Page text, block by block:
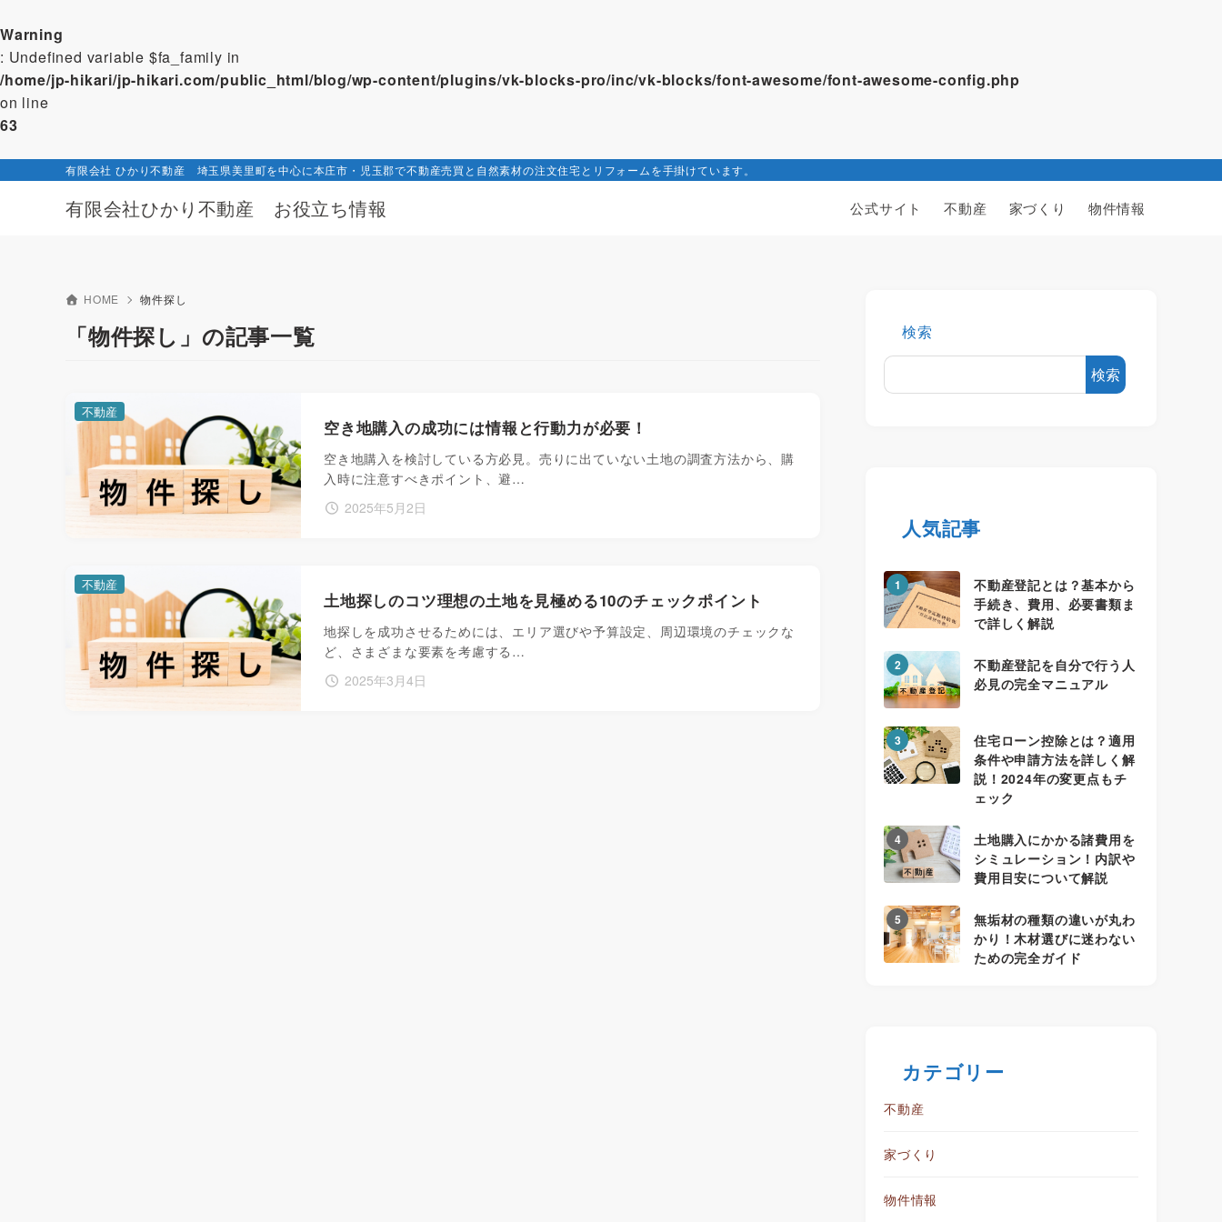
Warning
: Undefined variable $fa_family in
/home/jp-hikari/jp-hikari.com/public_html/blog/wp-content/plugins/vk-blocks-pro/inc/vk-blocks/font-awesome/font-awesome-config.php
on line
63
有限会社ひかり不動産 お役立ち情報
有限会社 ひかり不動産 埼玉県美里町を中心に本庄市・児玉郡で不動産売買と自然素材の注文住宅とリフォームを手掛けています。
公式サイト 不動産 家づくり 物件情報
HOME 物件探し
「物件探し」の記事一覧
空き地購入の成功には情報と行動力が必要！
空き地購入を検討している方必見。売りに出ていない土地の調査方法から、購
入時に注意すべきポイント、避…
2025年5月2日
不動産
土地探しのコツ理想の土地を見極める10のチェックポイント
地探しを成功させるためには、エリア選びや予算設定、周辺環境のチェックな
ど、さまざまな要素を考慮する…
2025年3月4日
不動産
検索
検索
人気記事
1
不動産登記とは？基本から
手続き、費用、必要書類ま
で詳しく解説
2
不動産登記を自分で行う人
必見の完全マニュアル
3
住宅ローン控除とは？適用
条件や申請方法を詳しく解
説！2024年の変更点もチ
ェック
4
土地購入にかかる諸費用を
シミュレーション！内訳や
費用目安について解説
5
無垢材の種類の違いが丸わ
かり！木材選びに迷わない
ための完全ガイド
カテゴリー
不動産
家づくり
物件情報